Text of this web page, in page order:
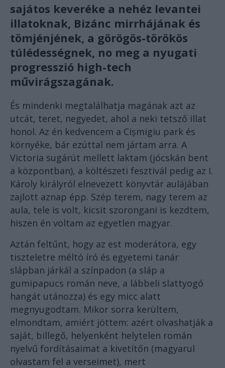
sajátos keveréke a nehéz levantei
illatoknak, Bizánc mirrhájának és
tömjénjének, a görögös-törökös
túlédességnek, no meg a nyugati
progresszió high-tech
művirágszagának.
És mindenki megtalálhatja magának azt az
utcát, teret, negyedet, ahol a neki tetsző illat
honol. Az én kedvencem a Cișmigiu park és
környéke, bár ezúttal nem jártam arra. A
Victoria sugárút mellett laktam (jócskán bent
a központban), a költészeti fesztivál pedig az I.
Károly királyról elnevezett könyvtár aulájában
zajlott aznap épp. Szép terem, nagy terem az
aula, tele is volt, kicsit szorongani is kezdtem,
hiszen én voltam az egyetlen magyar.
Aztán feltűnt, hogy az est moderátora, egy
tiszteletre méltó író és egyetemi tanár
slápban járkál a színpadon (a sláp a
gumipapucs román neve, a lábbeli slattyogó
hangát utánozza) és egy micc alatt
megnyugodtam. Mikor sorra kerültem,
elmondtam, amiért jöttem: azért olvashatják a
saját, billegő, helyenként helytelen román
nyelvű fordításaimat a kivetítőn (magyarul
olvastam fel a verseimet), mert